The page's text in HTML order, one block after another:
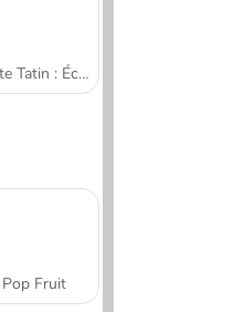
Tarte Tatin : École de cuisine de Sara
Pop Fruit